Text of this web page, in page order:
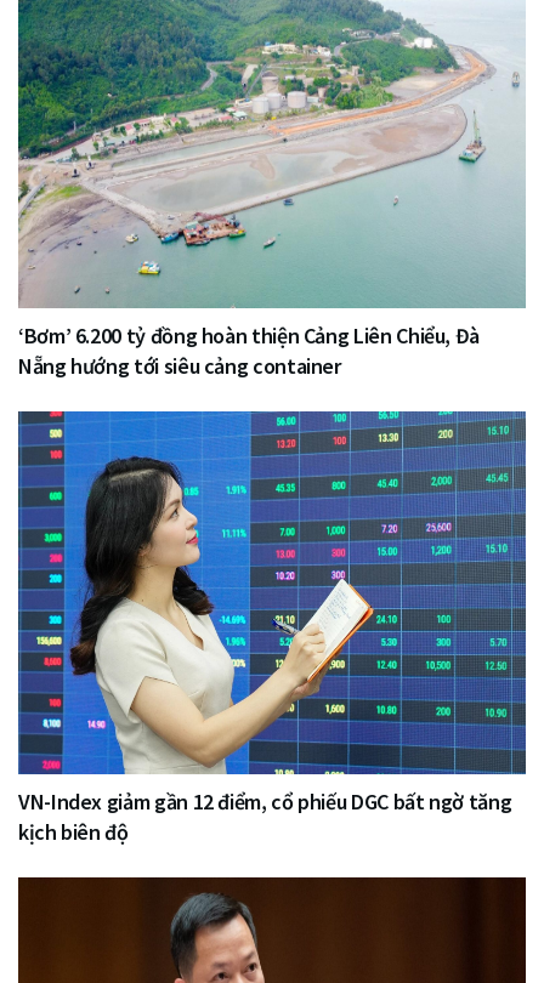
‘Bơm’ 6.200 tỷ đồng hoàn thiện Cảng Liên Chiểu, Đà
Nẵng hướng tới siêu cảng container
VN-Index giảm gần 12 điểm, cổ phiếu DGC bất ngờ tăng
kịch biên độ